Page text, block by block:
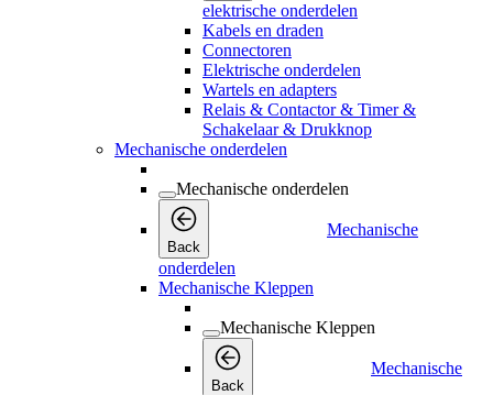
elektrische onderdelen
Kabels en draden
Connectoren
Elektrische onderdelen
Wartels en adapters
Relais & Contactor & Timer &
Schakelaar & Drukknop
Mechanische onderdelen
Mechanische onderdelen
Back
Mechanische
onderdelen
Mechanische Kleppen
Mechanische Kleppen
Back
Mechanische